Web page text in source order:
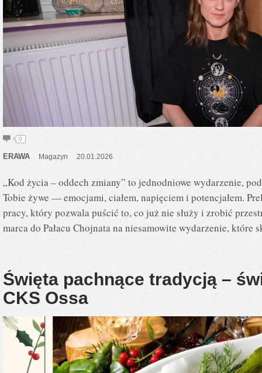
0
ERAWA Magazyn 20.01.2026
„Kod życia – oddech zmiany” to jednodniowe wydarzenie,
Tobie żywe — emocjami, ciałem, napięciem i potencjałem.
pracy, który pozwala puścić to, co już nie służy i zrobić
marca do Pałacu Chojnata na niesamowite wydarzenie,
Święta pachnące tradycją –
CKS Ossa